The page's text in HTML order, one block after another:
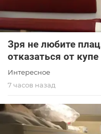
Зря не любите
отказаться от
Интересное
7 часов назад